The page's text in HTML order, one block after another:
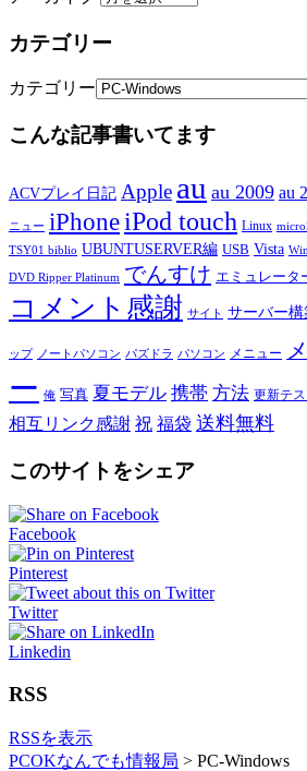
カテゴリー
カテゴリー
こんな記事書いてます
ACVプレイ日記 Apple au au 2009 au
ニュー iPhoneiPod touch Linux
TSY01 biblio UBUNTUSERVER編 USB Vista
DVD Ripper Platinum でんすけ エミュレータ
コメント感謝 サイト サーバー構
ップ ノートパソコン パズドラ パソコン メニュー
ー 俺 写真 夏モデル 携帯 方法 更新テス
相互リンク感謝 祝 福袋 送料無料
このサイトをシェア
Facebook
Pinterest
Twitter
Linkedin
RSS
RSSを表示
PCOKなんでも情報局 > PC-Windows